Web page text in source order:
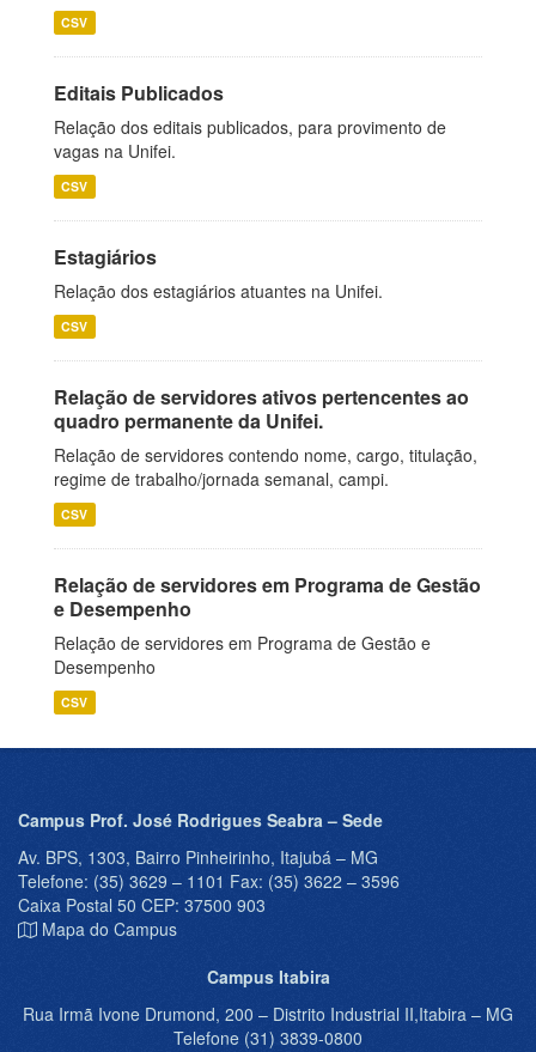
CSV
Editais Publicados
Relação dos editais publicados, para provimento de
vagas na Unifei.
CSV
Estagiários
Relação dos estagiários atuantes na Unifei.
CSV
Relação de servidores ativos pertencentes ao
quadro permanente da Unifei.
Relação de servidores contendo nome, cargo, titulação,
regime de trabalho/jornada semanal, campi.
CSV
Relação de servidores em Programa de Gestão
e Desempenho
Relação de servidores em Programa de Gestão e
Desempenho
CSV
Campus Prof. José Rodrigues Seabra – Sede
Av. BPS, 1303, Bairro Pinheirinho, Itajubá – MG
Telefone: (35) 3629 – 1101 Fax: (35) 3622 – 3596
Caixa Postal 50 CEP: 37500 903
Mapa do Campus
Campus Itabira
Rua Irmã Ivone Drumond, 200 – Distrito Industrial II,Itabira – MG
Telefone (31) 3839-0800